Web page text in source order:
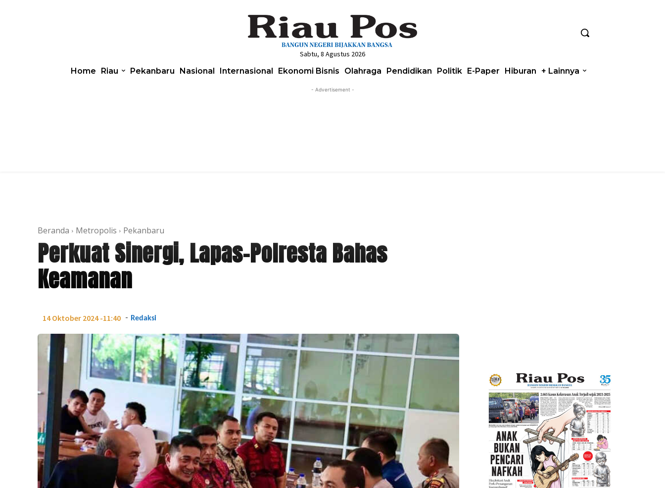
Sabtu, 8 Agustus 2026
Home Riau Pekanbaru Nasional Internasional Ekonomi Bisnis Olahraga Pendidikan Politik E-Paper Hiburan + Lainnya
- Advertisement -
Beranda Metropolis Pekanbaru
Perkuat Sinergi, Lapas-Polresta Bahas
Keamanan
14 Oktober 2024 -11:40 - Redaksi